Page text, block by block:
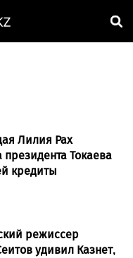
Лилия Рах
президента Токаева
кредиты
режиссер
удивил Казнет,